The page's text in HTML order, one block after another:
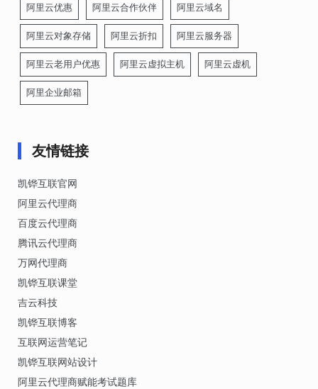
阿里云优惠 阿里云合作伙伴 阿里云域名
阿里云对象存储 阿里云折扣 阿里云服务器
阿里云老用户优惠 阿里云虚拟主机 阿里云虚机
阿里企业邮箱
友情链接
凯铧互联官网
阿里云代理商
百度云代理商
腾讯云代理商
万网代理商
凯铧互联课堂
吉云科技
凯铧互联博客
互联网运营笔记
凯铧互联网站设计
阿里云代理商赋能考试题库